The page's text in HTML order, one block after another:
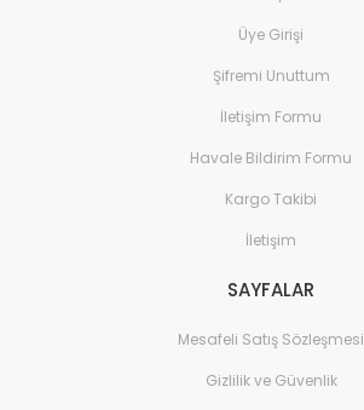
Üye Girişi
Şifremi Unuttum
İletişim Formu
Havale Bildirim Formu
Kargo Takibi
İletişim
SAYFALAR
Mesafeli Satış Sözleşmesi
Gizlilik ve Güvenlik